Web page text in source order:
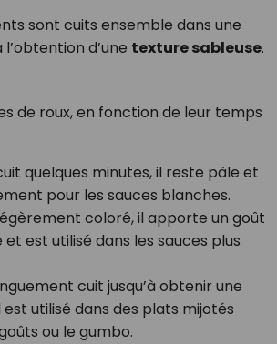
sont cuits ensemble dans une
l’obtention d’une texture sableuse.
de roux, en fonction de leur temps
quelques minutes, il reste pâle et
pour les sauces blanches.
coloré, il apporte un goût
est utilisé dans les sauces plus
cuit jusqu’à obtenir une
utilisé dans des plats mijotés
ou le gumbo.